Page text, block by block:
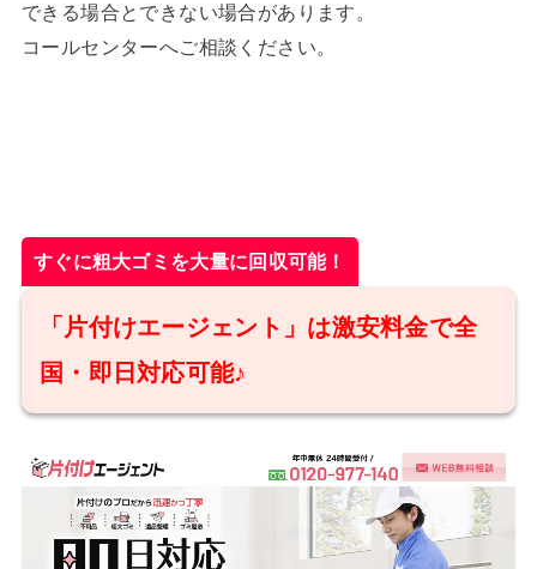
できる場合とできない場合があります。
コールセンターへご相談ください。
すぐに粗大ゴミを大量に回収可能！
「片付けエージェント」は激安料金で全
国・即日対応可能♪